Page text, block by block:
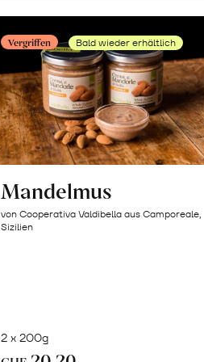
erfahren
Vergriffen Bald wieder erhältlich
Mandelmus
von Cooperativa Valdibella aus Camporeale,
Sizilien
2 x 200g